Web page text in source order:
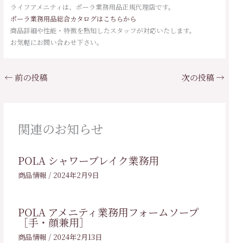
ライフアメニティは、ポーラ業務用品正規代理店です。
ポーラ業務用品総合カタログはこちらから
商品詳細や性能・特徴を熟知したスタッフが対応いたします。
お気軽にお問い合わせ下さい。
←前の投稿 次の投稿→
関連のお知らせ
POLA シャワーブレイク業務用
商品情報 / 2024年2月9日
POLA アメニティ業務用フォームソープ
［手・顔兼用］
商品情報 / 2024年2月13日